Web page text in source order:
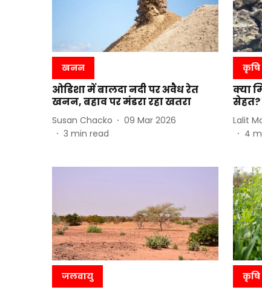
खनन
ओडिशा में बालदा नदी पर अवैध रेत
खनन, बहाव पर मंडरा रहा खतरा
Susan Chacko
09 Mar 2026
3 min read
कृषि
क्या
सेहत?
Lalit
4
जलवायु कृषि